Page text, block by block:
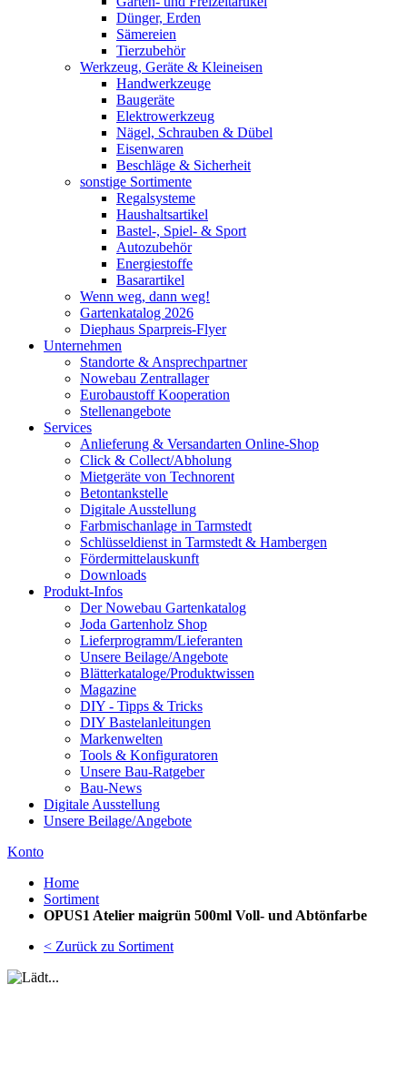
Dünger, Erden
Sämereien
Tierzubehör
Werkzeug, Geräte & Kleineisen
Handwerkzeuge
Baugeräte
Elektrowerkzeug
Nägel, Schrauben & Dübel
Eisenwaren
Beschläge & Sicherheit
sonstige Sortimente
Regalsysteme
Haushaltsartikel
Bastel-, Spiel- & Sport
Autozubehör
Energiestoffe
Basarartikel
Wenn weg, dann weg!
Gartenkatalog 2026
Diephaus Sparpreis-Flyer
Unternehmen
Standorte & Ansprechpartner
Nowebau Zentrallager
Eurobaustoff Kooperation
Stellenangebote
Services
Anlieferung & Versandarten Online-Shop
Click & Collect/Abholung
Mietgeräte von Technorent
Betontankstelle
Digitale Ausstellung
Farbmischanlage in Tarmstedt
Schlüsseldienst in Tarmstedt & Hambergen
Fördermittelauskunft
Downloads
Produkt-Infos
Der Nowebau Gartenkatalog
Joda Gartenholz Shop
Lieferprogramm/Lieferanten
Unsere Beilage/Angebote
Blätterkataloge/Produktwissen
Magazine
DIY - Tipps & Tricks
DIY Bastelanleitungen
Markenwelten
Tools & Konfiguratoren
Unsere Bau-Ratgeber
Bau-News
Digitale Ausstellung
Unsere Beilage/Angebote
Konto
Home
Sortiment
OPUS1 Atelier maigrün 500ml Voll- und Abtönfarbe
< Zurück zu Sortiment